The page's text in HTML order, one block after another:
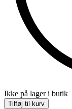
Ikke på lager i butik
Tilføj til kurv